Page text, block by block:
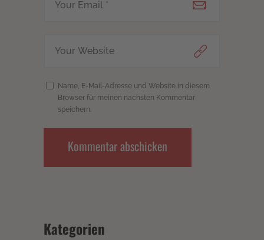
Name, E-Mail-Adresse und Website in diesem
Browser für meinen nächsten Kommentar
speichern.
Kategorien